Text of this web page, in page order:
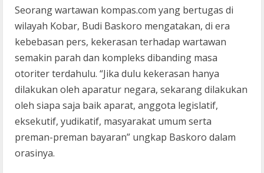
Seorang wartawan kompas.com yang bertugas di
wilayah Kobar, Budi Baskoro mengatakan, di era
kebebasan pers, kekerasan terhadap wartawan
semakin parah dan kompleks dibanding masa
otoriter terdahulu. “Jika dulu kekerasan hanya
dilakukan oleh aparatur negara, sekarang dilakukan
oleh siapa saja baik aparat, anggota legislatif,
eksekutif, yudikatif, masyarakat umum serta
preman-preman bayaran” ungkap Baskoro dalam
orasinya.